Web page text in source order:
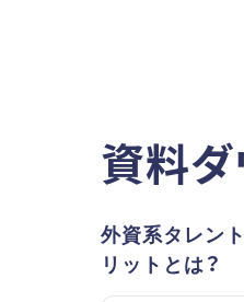
資料
外資系タレン
リットとは？